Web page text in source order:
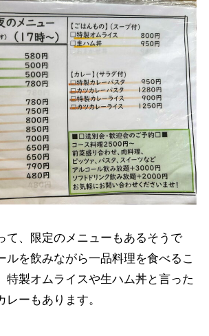
て、限定のメニューもあるそうで
ルを飲みながら一品料理を食べるこ
特製オムライスや生ハム丼と言った
レーもあります。